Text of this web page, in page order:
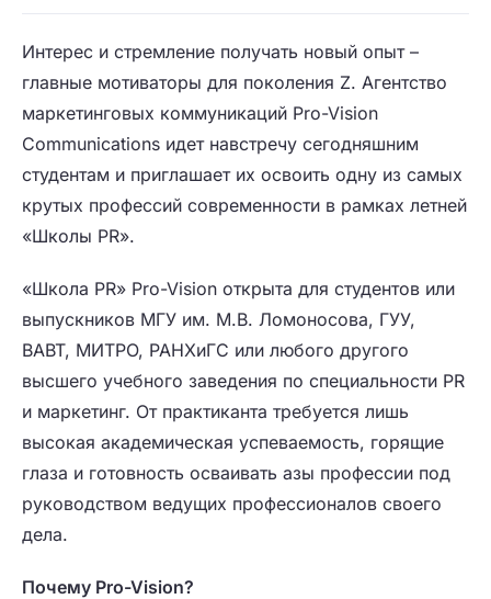
Интерес и стремление получать новый опыт –
главные мотиваторы для поколения Z. Агентство
маркетинговых коммуникаций Pro-Vision
Communications идет навстречу сегодняшним
студентам и приглашает их освоить одну из самых
крутых профессий современности в рамках летней
«Школы PR».
«Школа PR» Pro-Vision открыта для студентов или
выпускников МГУ им. М.В. Ломоносова, ГУУ,
ВАВТ, МИТРО, РАНХиГС или любого другого
высшего учебного заведения по специальности PR
и маркетинг. От практиканта требуется лишь
высокая академическая успеваемость, горящие
глаза и готовность осваивать азы профессии под
руководством ведущих профессионалов своего
дела.
Почему Pro-Vision?